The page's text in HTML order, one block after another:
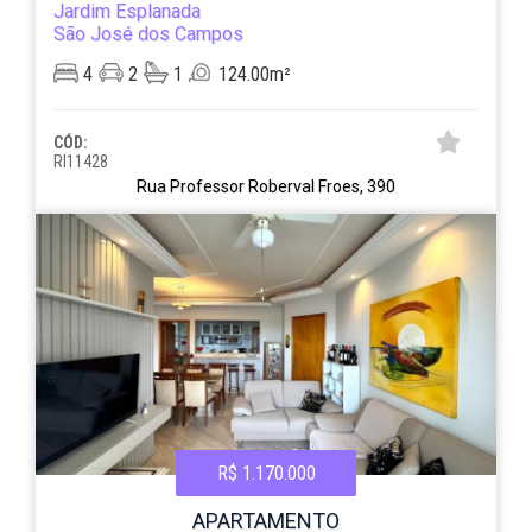
Jardim Esplanada
São José dos Campos
4
2 1 124.00m²
CÓD:
RI11428
Rua Professor Roberval Froes, 390
R$ 1.170.000
APARTAMENTO